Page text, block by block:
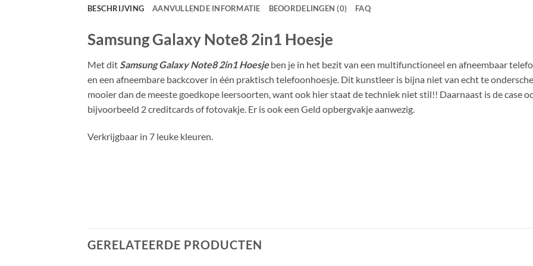
BESCHRIJVING AANVULLENDE INFORMATIE BEOORDELINGEN (0) FAQ
Samsung Galaxy Note8 2in1 Hoesje
Met dit Samsung Galaxy Note8 2in1 Hoesjeben je in het bezit van een multifunctioneel en afneembaar
en een afneembare backcover in één praktisch telefoonhoesje. Dit kunstleer is bijna niet van echt te
mooier dan de meeste goedkope leersoorten, want ook hier staat de techniek niet stil!! Daarnaast is de case
bijvoorbeeld 2 creditcards of fotovakje. Er is ook een Geld opbergvakje aanwezig.
Verkrijgbaar in 7 leuke kleuren.
GERELATEERDE PRODUCTEN